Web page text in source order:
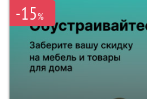
-15%